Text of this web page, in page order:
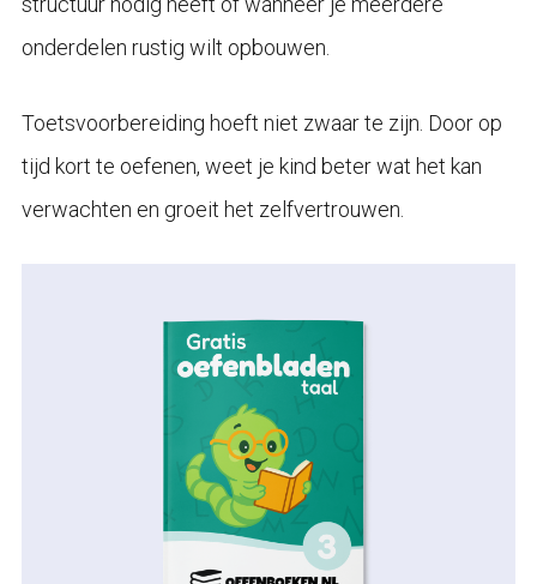
onderdelen rustig wilt opbouwen.
Toetsvoorbereiding hoeft niet zwaar te zijn. Door op
tijd kort te oefenen, weet je kind beter wat het kan
verwachten en groeit het zelfvertrouwen.